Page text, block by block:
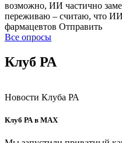
возможно, ИИ частично
переживаю – считаю, что
фармацевтов Отправить
Все опросы
Клуб РА
Новости Клуба РА
Клуб РА в MAX